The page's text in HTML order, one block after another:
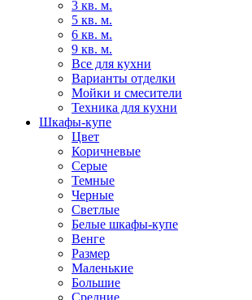
3 кв. м.
5 кв. м.
6 кв. м.
9 кв. м.
Все для кухни
Варианты отделки
Мойки и смесители
Техника для кухни
Шкафы-купе
Цвет
Коричневые
Серые
Темные
Черные
Светлые
Белые шкафы-купе
Венге
Размер
Маленькие
Большие
Средние